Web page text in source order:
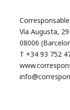
Vía Augusta, 29
08006
T +34 93 752